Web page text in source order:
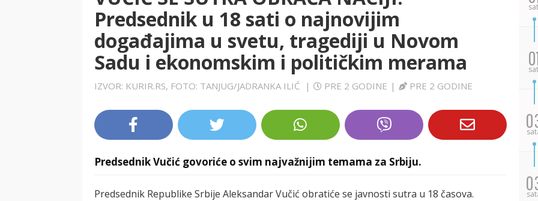
Predsednik u 18 sati o najnovijim
događajima u svetu, tragediji u Novom
Sadu i ekonomskim i političkim merama
IZVOR: KURIR.RS, FOTO: TANJUG/JADRANKA ILIĆ | PRE 2 GODINE | PRE 2 GODINE
Predsednik Vučić govoriće o svim najvažnijim temama za Srbiju.
Predsednik Republike Srbije Aleksandar Vučić obratiće se javnosti sutra u 18 časova.
sat
sat